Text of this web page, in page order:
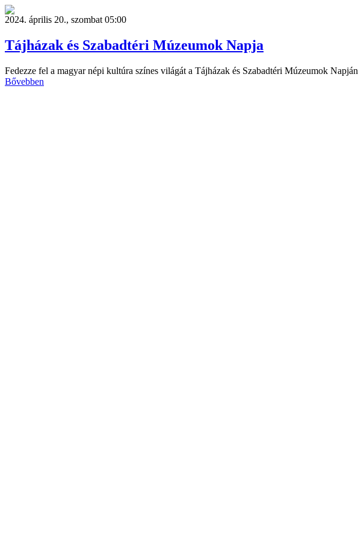
2024. április 20., szombat 05:00
Tájházak és Szabadtéri Múzeumok Napja
Fedezze fel a magyar népi kultúra színes világát a Tájházak és Szabadtéri Múzeumok Napján
Bővebben